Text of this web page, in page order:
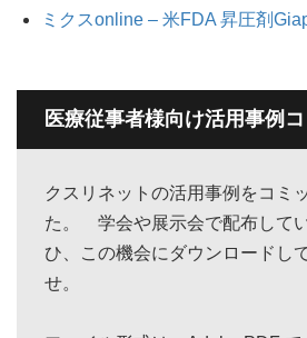
ミクスonline – 米FDA 昇圧剤
医療従事者様向け活用事例
クスリネットの活用事例をコミ
た。 学会や展示会で配布して
ひ、この機会にダウンロードし
せ。